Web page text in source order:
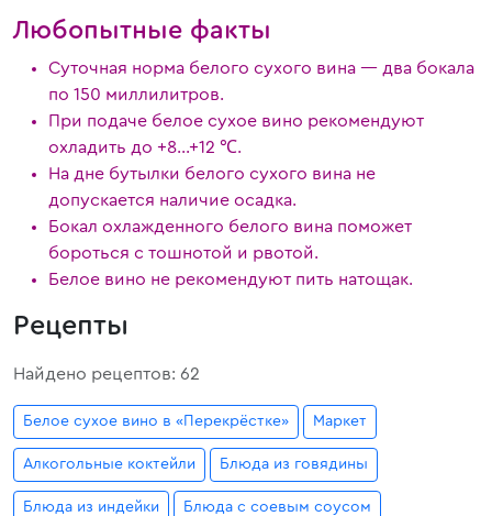
Любопытные факты
Суточная норма белого сухого вина — два бокала
по 150 миллилитров.
При подаче белое сухое вино рекомендуют
охладить до +8…+12 ℃.
На дне бутылки белого сухого вина не
допускается наличие осадка.
Бокал охлажденного белого вина поможет
бороться с тошнотой и рвотой.
Белое вино не рекомендуют пить натощак.
Рецепты
Найдено рецептов: 62
Белое сухое вино в «Перекрёстке» Маркет
Алкогольные коктейли Блюда из говядины
Блюда из индейки Блюда с соевым соусом